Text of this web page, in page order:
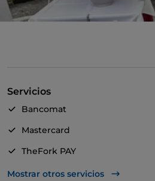
Servicios
Bancomat
Mastercard
TheFork PAY
UnionPay via TheFork PAY
Mostrar otros servicios